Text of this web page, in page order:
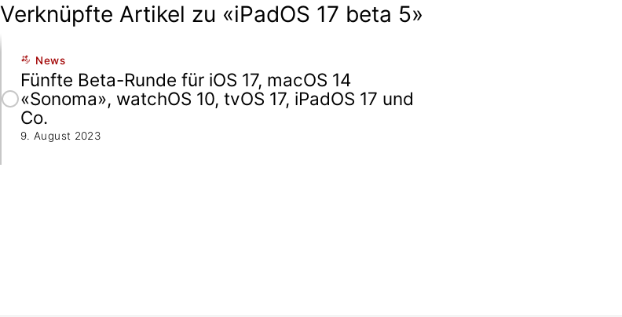
Verknüpfte Artikel zu «iPadOS 17 beta 5»
News
Fünfte Beta-Runde für iOS 17, macOS 14
«Sonoma», watchOS 10, tvOS 17, iPadOS 17 und
Co.
9. August 2023